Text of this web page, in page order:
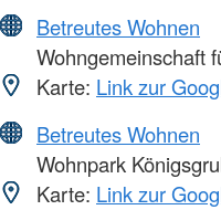
Betreutes Wohnen
Wohngemeinschaft
Karte: Link zur
Betreutes Wohnen
Wohnpark
Karte: Link zur